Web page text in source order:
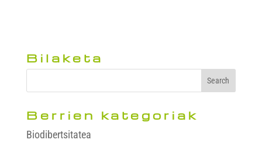
Bilaketa
Berrien kategoriak
Biodibertsitatea